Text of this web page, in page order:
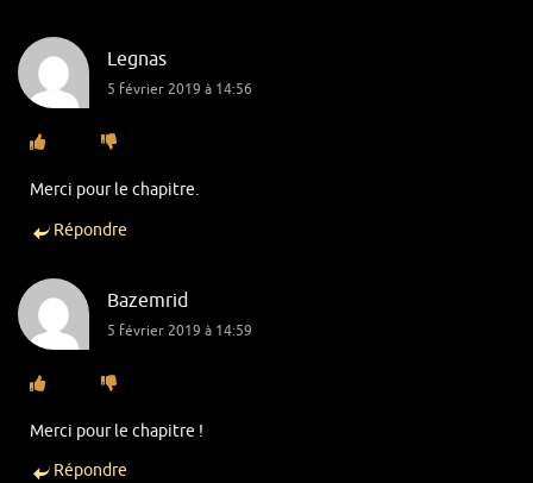
Legnas
5 février 2019 à 14:56
Merci pour le chapitre.
Répondre
Bazemrid
5 février 2019 à 14:59
Merci pour le chapitre !
Répondre